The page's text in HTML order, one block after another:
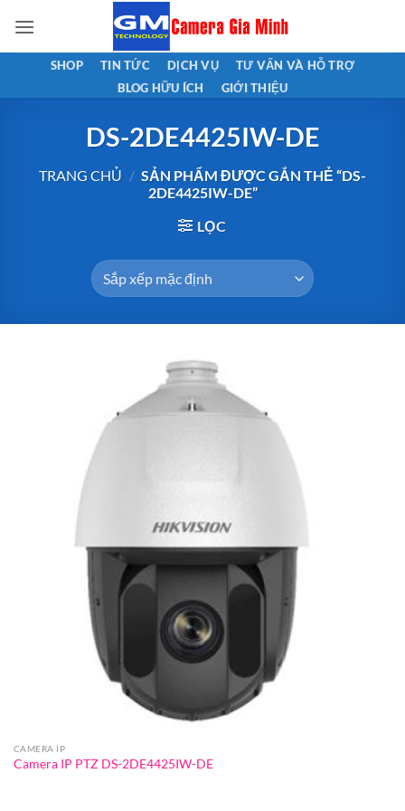
qua
nội
SHOP TIN TỨC DỊCH VỤ
TƯ VẤN VÀ HỖ TRỢ
BLOG HỮU ÍCH
GIỚI THIỆU
DS-2DE4425IW-DE
TRANG CHỦ / SẢN PHẨM ĐƯỢC GẮN THẺ “DS-
2DE4425IW-DE”
LỌC
CAMERA IP
Camera IP PTZ DS-2DE4425IW-DE